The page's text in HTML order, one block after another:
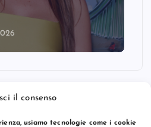
il consenso
usiamo tecnologie come i cookie